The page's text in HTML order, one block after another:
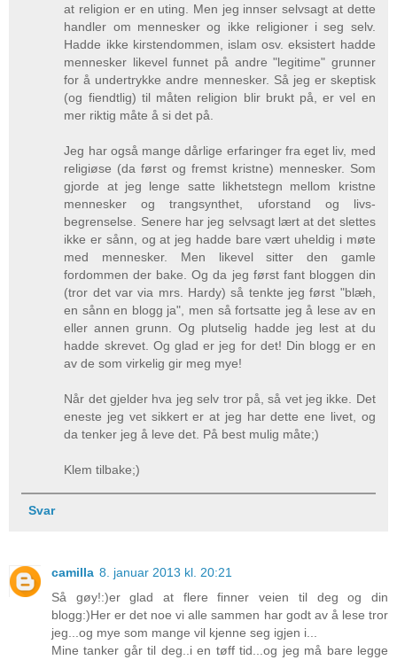
at religion er en uting. Men jeg innser selvsagt at dette
handler om mennesker og ikke religioner i seg selv.
Hadde ikke kirstendommen, islam osv. eksistert hadde
mennesker likevel funnet på andre "legitime" grunner
for å undertrykke andre mennesker. Så jeg er skeptisk
(og fiendtlig) til måten religion blir brukt på, er vel en
mer riktig måte å si det på.
Jeg har også mange dårlige erfaringer fra eget liv, med
religiøse (da først og fremst kristne) mennesker. Som
gjorde at jeg lenge satte likhetstegn mellom kristne
mennesker og trangsynthet, uforstand og livs-
begrenselse. Senere har jeg selvsagt lært at det slettes
ikke er sånn, og at jeg hadde bare vært uheldig i møte
med mennesker. Men likevel sitter den gamle
fordommen der bake. Og da jeg først fant bloggen din
(tror det var via mrs. Hardy) så tenkte jeg først "blæh,
en sånn en blogg ja", men så fortsatte jeg å lese av en
eller annen grunn. Og plutselig hadde jeg lest at du
hadde skrevet. Og glad er jeg for det! Din blogg er en
av de som virkelig gir meg mye!
Når det gjelder hva jeg selv tror på, så vet jeg ikke. Det
eneste jeg vet sikkert er at jeg har dette ene livet, og
da tenker jeg å leve det. På best mulig måte;)
Klem tilbake;)
Svar
camilla 8. januar 2013 kl. 20:21
Så gøy!:)er glad at flere finner veien til deg og din
blogg:)Her er det noe vi alle sammen har godt av å lese tror
jeg...og mye som mange vil kjenne seg igjen i...
Mine tanker går til deg..i en tøff tid...og jeg må bare legge